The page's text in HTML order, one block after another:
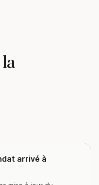
arrivé à